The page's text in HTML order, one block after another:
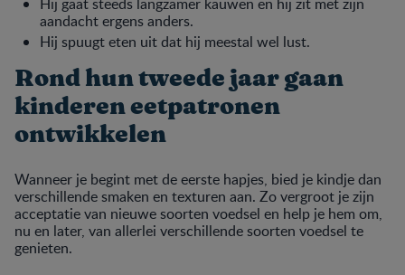
aandacht ergens anders.
Hij spuugt eten uit dat hij meestal wel lust.
Rond hun tweede jaar gaan
kinderen eetpatronen
ontwikkelen
Wanneer je begint met de eerste hapjes, bied je kindje dan
verschillende smaken en texturen aan. Zo vergroot je zijn
acceptatie van nieuwe soorten voedsel en help je hem om,
nu en later, van allerlei verschillende soorten voedsel te
genieten.